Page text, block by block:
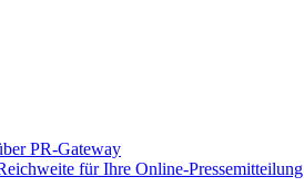
PR-Gateway
für Ihre Online-Pressemitteilung